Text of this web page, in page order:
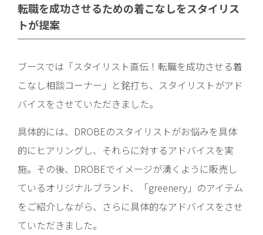
転職を成功させるための着こなしをスタイリス
トが提案
ブースでは「スタイリスト直伝！転職を成功させる着
こなし相談コーナー」と銘打ち、スタイリストがアド
バイスをさせていただきました。
具体的には、DROBEのスタイリストがお悩みを具体
的にヒアリングし、それらに対するアドバイスを実
施。その後、DROBEでイメージが湧くように販売し
ているオリジナルブランド、「greenery」のアイテム
をご紹介しながら、さらに具体的なアドバイスをさせ
ていただきました。